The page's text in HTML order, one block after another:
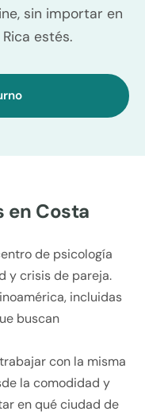
sin importar en
estés.
en Costa
de psicología
y crisis de pareja.
incluidas
buscan
con la misma
la comodidad y
en qué ciudad de